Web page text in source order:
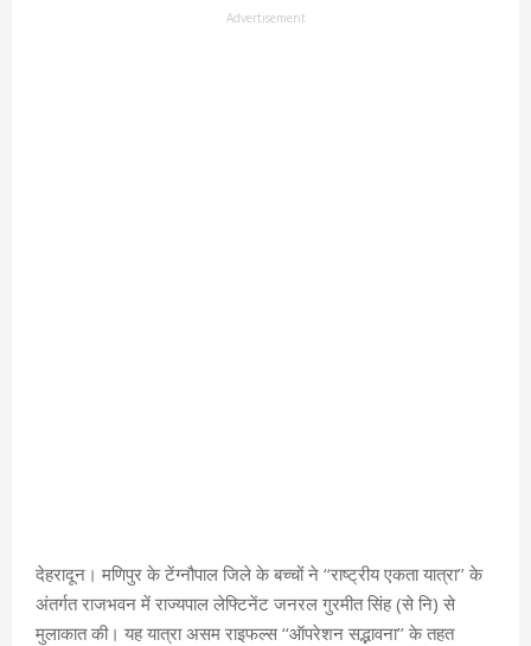
Advertisement
देहरादून। मणिपुर के टेंग्नौपाल जिले के बच्चों ने ‘‘राष्ट्रीय एकता यात्रा’’ के
अंतर्गत राजभवन में राज्यपाल लेफ्टिनेंट जनरल गुरमीत सिंह (से नि) से
मुलाकात की। यह यात्रा असम राइफल्स ‘‘ऑपरेशन सद्भावना’’ के तहत